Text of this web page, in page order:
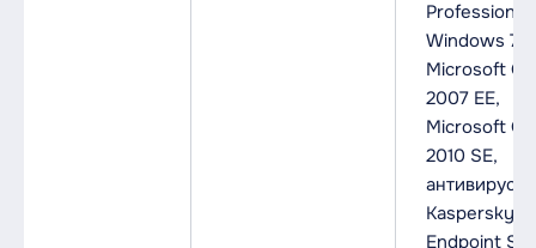
Professional,
Windows 7
Microsoft
2007 EE,
Microsoft
2010 SE,
антивирус
Kaspersky
Endpoint